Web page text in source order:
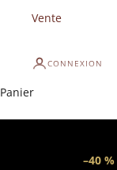
Vente
CONNEXION
Panier
–40 %